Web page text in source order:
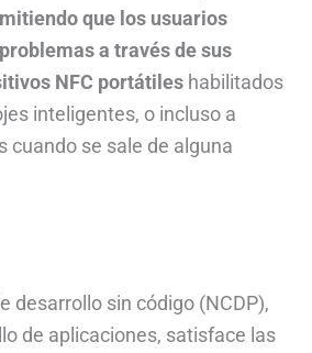
que los usuarios
a través de sus
NFC portátiles habilitados
inteligentes, o incluso a
cuando se sale de alguna
desarrollo sin código (NCDP),
de aplicaciones, satisface las